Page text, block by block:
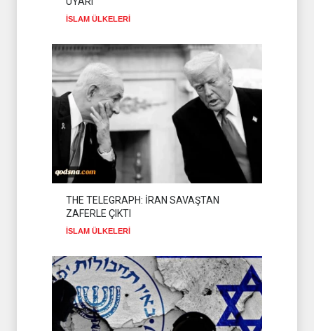
İSLAM ÜLKELERİ
THE TELEGRAPH: İRAN SAVAŞTAN
ZAFERLE ÇIKTI
İSLAM ÜLKELERİ